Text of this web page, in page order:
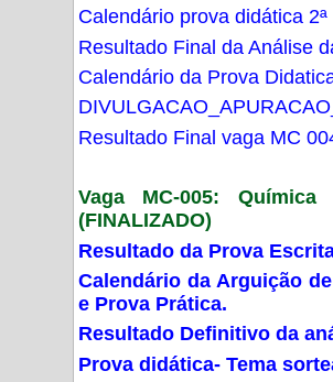
Calendário prova didática
Resultado Final da Análise
Calendário da Prova
Resultado Final vaga MC
Vaga MC-005:
(FINALIZADO)
Resultado da Prova
Calendário da Arguição
e Prova Prática.
Resultado Definitivo da
Prova didática- Tema